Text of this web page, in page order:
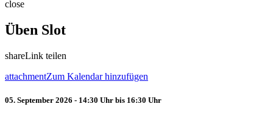
close
Üben Slot
shareLink teilen
attachmentZum Kalendar hinzufügen
05. September 2026 - 14:30 Uhr bis 16:30 Uhr